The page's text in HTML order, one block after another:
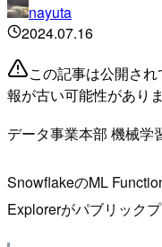
nayuta
2024.07.16
この記事は公開さ
報が古い可能性があり
データ事業本部 機械学
SnowflakeのML
Explorerがパブリック